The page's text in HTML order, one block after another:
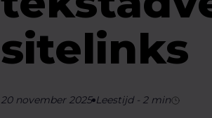
sitelinks
20 november 2025 Leestijd- 2min